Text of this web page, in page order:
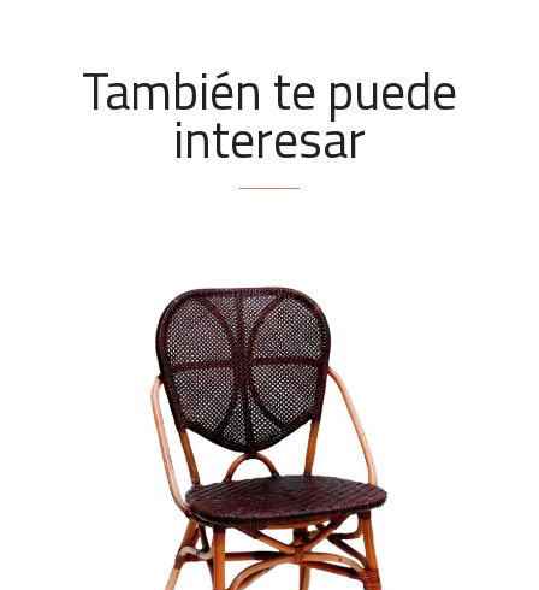
También te puede
interesar